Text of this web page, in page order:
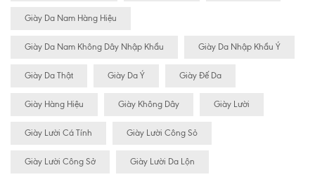
Giày Da Nam Hàng Hiệu
Giày Da Nam Không Dây Nhập Khẩu Giày Da Nhập Khẩu Ý
Giày Da Thật Giày Da Ý Giày Đế Da
Giày Hàng Hiệu Giày Không Dây Giày Lười
Giày Lười Cá Tính Giày Lười Công Sỏ
Giày Lười Công Sở Giày Lười Da Lộn